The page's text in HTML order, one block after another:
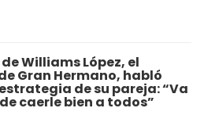
Williams López, el
Gran Hermano, habló
de su pareja: “Va
caerle bien a todos”